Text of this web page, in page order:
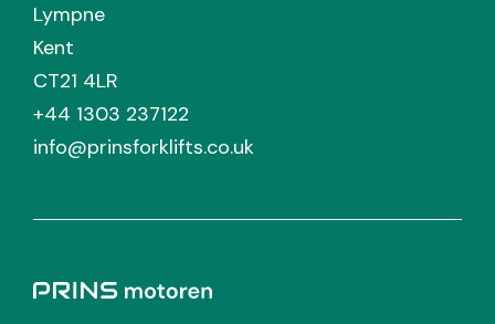
Lympne
Kent
CT21 4LR
+44 1303 237122
info@prinsforklifts.co.uk